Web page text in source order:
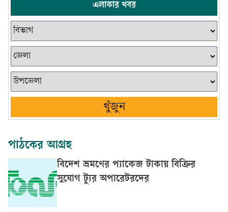
এলাকার খবর
খুঁজুন
পাঠকের আগ্রহ
বিদেশ ভ্রমণের প্যাকেজ টাকায় বিক্রির
সুযোগ ট্যুর অপারেটরদের